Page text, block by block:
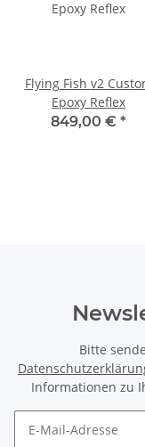
Flying Fish v2 Custom
Epoxy Reflex
849,00 € *
Bitte
Informationen zu